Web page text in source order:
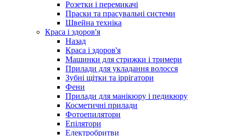
Розетки і перемикачі
Праски та прасувальні системи
Швейна техніка
Краса і здоров'я
Назад
Краса і здоров'я
Машинки для стрижки і тримери
Прилади для укладання волосся
Зубні щітки та іррігатори
Фени
Прилади для манікюру і педикюру
Косметичні прилади
Фотоепилятори
Епілятори
Електробритви